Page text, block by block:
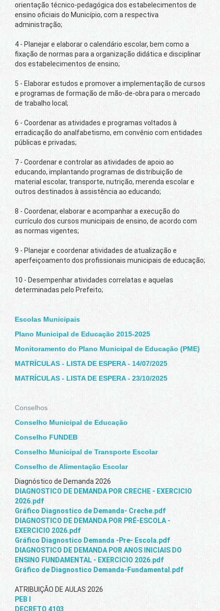
orientação técnico-pedagógica dos estabelecimentos de
ensino oficiais do Município, com a respectiva
administração;
4 - Planejar e elaborar o calendário escolar, bem como a
fixação de normas para a organização didática e disciplinar
dos estabelecimentos de ensino;
5 - Elaborar estudos e promover a implementação de cursos
e programas de formação de mão-de-obra para o mercado
de trabalho local;
6 - Coordenar as atividades e programas voltados à
erradicação do analfabetismo, em convênio com entidades
públicas e privadas;
7 - Coordenar e controlar as atividades de apoio ao
educando, implantando programas de distribuição de
material escolar, transporte, nutrição, merenda escolar e
outros destinados à assistência ao educando;
8 - Coordenar, elaborar e acompanhar a execução do
currículo dos cursos municipais de ensino, de acordo com
as normas vigentes;
9 - Planejar e coordenar atividades de atualização e
aperfeiçoamento dos profissionais municipais de educação;
10 - Desempenhar atividades correlatas e aquelas
determinadas pelo Prefeito;
Escolas Municipais
Plano Municipal de Educação 2015-2025
Monitoramento do Plano Municipal de Educação (PME)
MATRÍCULAS - LISTA DE ESPERA - 14/07/2025
MATRÍCULAS - LISTA DE ESPERA - 23/10/2025
Conselhos
Conselho Municipal de Educação
Conselho FUNDEB
Conselho Municipal de Transporte Escolar
Conselho de Alimentação Escolar
Diagnóstico de Demanda 2026
DIAGNOSTICO DE DEMANDA POR CRECHE - EXERCICIO
2026.pdf
Gráfico Diagnostico de Demanda- Creche.pdf
DIAGNOSTICO DE DEMANDA POR PRÉ-ESCOLA -
EXERCICIO 2026.pdf
Gráfico Diagnostico Demanda -Pre- Escola.pdf
DIAGNOSTICO DE DEMANDA POR ANOS INICIAIS DO
ENSINO FUNDAMENTAL - EXERCICIO 2026.pdf
Gráfico de Diagnostico Demanda-Fundamental.pdf
ATRIBUIÇÃO DE AULAS 2026
PEB I
DECRETO 4103